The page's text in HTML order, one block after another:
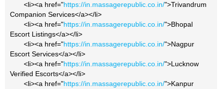
<li><a href="https://in.massagerepublic.co.in/">Trivandrum
Companion Services</a></li>
<li><a href="https://in.massagerepublic.co.in/">Bhopal
Escort Listings</a></li>
<li><a href="https://in.massagerepublic.co.in/">Nagpur
Escort Services</a></li>
<li><a href="https://in.massagerepublic.co.in/">Lucknow
Verified Escorts</a></li>
<li><a href="https://in.massagerepublic.co.in/">Kanpur